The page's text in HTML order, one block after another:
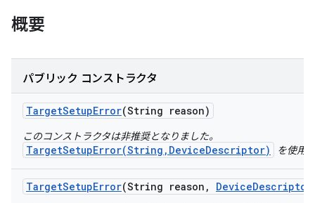
概要
パブリック コンストラクタ
TargetSetupError(String reason)
このコンストラクタは非推奨となりました。
TargetSetupError(String,DeviceDescriptor) を使用
TargetSetupError(String reason , DeviceDescriptor